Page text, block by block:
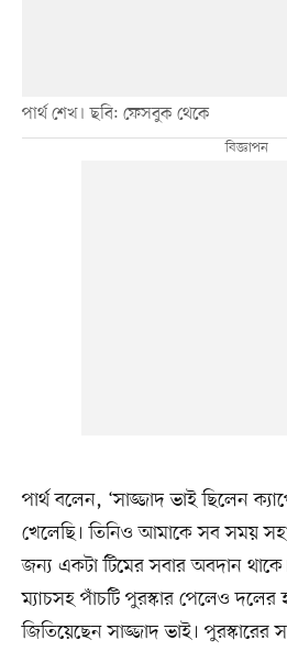
পার্থ শেখ। ছবি: ফেসবুক থেকে
পার্থ বলেন, ‘সাজ্জাদ ভাই ছিলেন
খেলেছি। তিনিও আমাকে সব সময়
জন্য একটা টিমের সবার অবদান
ম্যাচসহ পাঁচটি পুরস্কার পেলেও দলের
জিতিয়েছেন সাজ্জাদ ভাই।